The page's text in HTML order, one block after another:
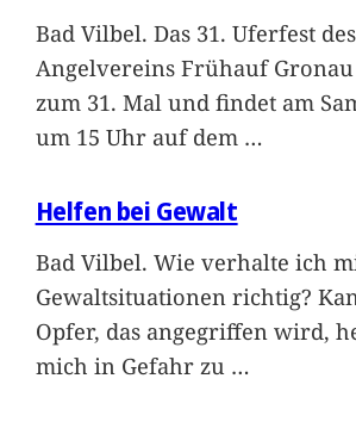
Bad Vilbel. Das 31. Uferfest des
Angelvereins Frühauf
zum 31. Mal und findet am
um 15 Uhr auf dem …
Helfen bei Gewalt
Bad Vilbel. Wie verhalte ich
Gewaltsituationen richtig?
Opfer, das angegriffen wird,
mich in Gefahr zu …